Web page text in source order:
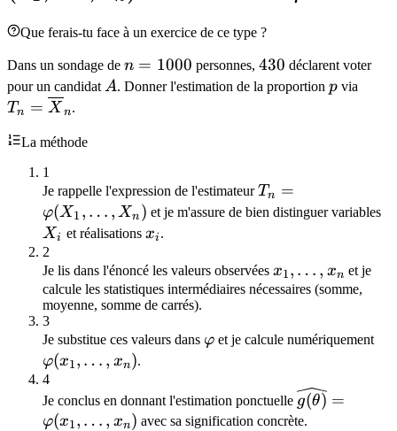
Que ferais-tu face à un exercice de ce type ?
Dans un sondage de n =
1000
n = 1000 personnes, 430
430 déclarent voter
pour un candidat A
A. Donner l'estimation de la proportion p
p via
Tn = X n.
La méthode
1
Je rappelle l'expression de l'estimateurT_n =
\varphi(X_1,
Tn =
φ(X1 , … , Xn ) et je m'assure de bien distinguer variables
Xi et réalisations x_i
xi .
2
Je lis dans l'énoncé les valeurs observées x_1,
\dots,
x1, … , xn et je
calcule les statistiques intermédiaires nécessaires (somme,
moyenne, somme de carrés).
3
Je substitue ces valeurs dans \varphi
φ et je calcule numériquement
φ(x1, … , xn).
4
Je conclus en donnant l'estimation ponctuelle
=
g(θ) =
φ(x1, … , xn) avec sa signification concrète.